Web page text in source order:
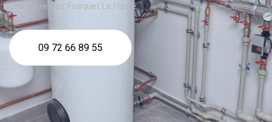
chaudière gaz Frisquet Le Havre
09 72 66 89 55